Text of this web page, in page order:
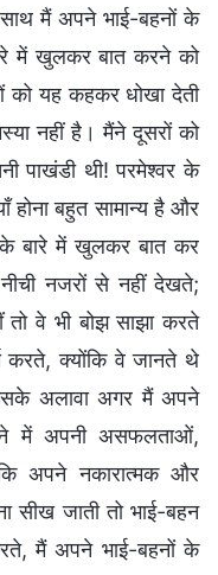
मैं अपने भाई-बहनों के
में खुलकर बात करने को
यह कहकर धोखा देती
नहीं है। मैंने दूसरों को
पाखंडी थी! परमेश्वर के
होना बहुत सामान्य है और
बारे में खुलकर बात कर
नजरों से नहीं देखते;
तो वे भी बोझ साझा करते
करते, क्योंकि वे जानते थे
अलावा अगर मैं अपने
में अपनी असफलताओं,
अपने नकारात्मक और
सीख जाती तो भाई-बहन
मैं अपने भाई-बहनों के